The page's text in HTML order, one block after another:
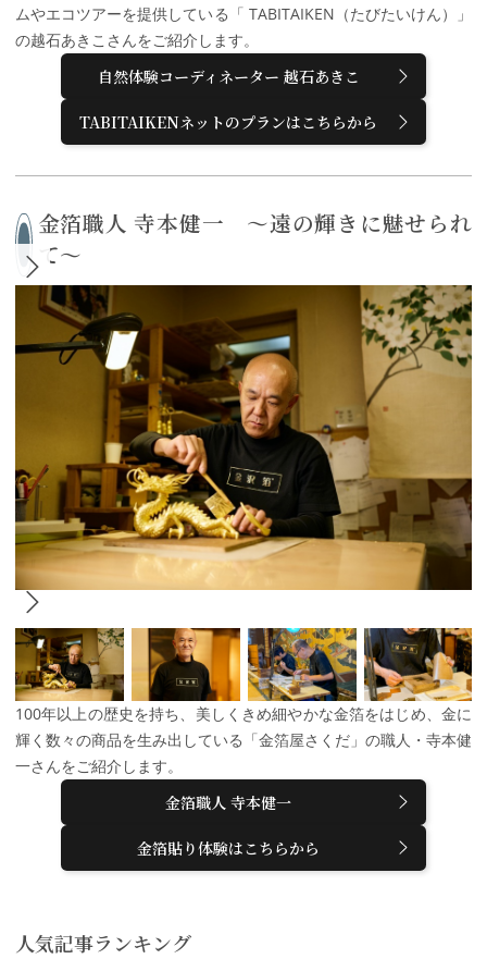
ムやエコツアーを提供している「 TABITAIKEN（たびたいけん）」
の越石あきこさんをご紹介します。
自然体験コーディネーター 越石あきこ
TABITAIKENネットのプランはこちらから
金箔職人 寺本健一 ～遠の輝きに魅せられ
て～
100年以上の歴史を持ち、美しくきめ細やかな金箔をはじめ、金に
輝く数々の商品を生み出している「金箔屋さくだ」の職人・寺本健
一さんをご紹介します。
金箔職人 寺本健一
金箔貼り体験はこちらから
人気記事ランキング